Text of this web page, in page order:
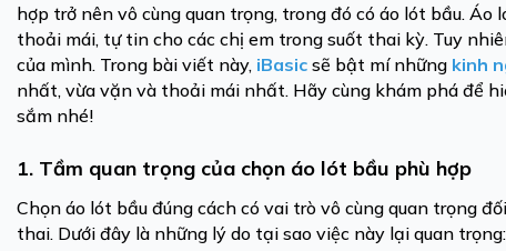
hợp trở nên vô cùng quan trọng, trong đó có áo lót bầu.
thoải mái, tự tin cho các chị em trong suốt thai kỳ. Tuy
của mình. Trong bài viết này, iBasic sẽ bật mí những kinh
nhất, vừa vặn và thoải mái nhất. Hãy cùng khám phá để
sắm nhé!
1. Tầm quan trọng của chọn áo lót bầu phù hợp
Chọn áo lót bầu đúng cách có vai trò vô cùng quan trọng
thai. Dưới đây là những lý do tại sao việc này lại quan trọng: